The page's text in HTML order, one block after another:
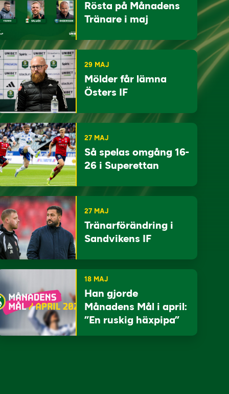
Rösta på Månadens
Tränare i maj
29 MAJ
Mölder får lämna
Östers IF
27 MAJ
Så spelas omgång 16-
26 i Superettan
27 MAJ
Tränarförändring i
Sandvikens IF
18 MAJ
Han gjorde
Månadens Mål i april:
”En ruskig häxpipa”